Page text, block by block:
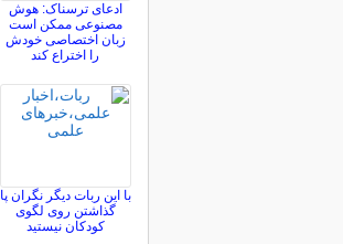
ادعای ترسناک: هوش
مصنوعی ممکن است
زبان اختصاصی خودش
را اختراع کند
با این ربات دیگر نگران پا
گذاشتن روی لگوی
کودکان نیستید